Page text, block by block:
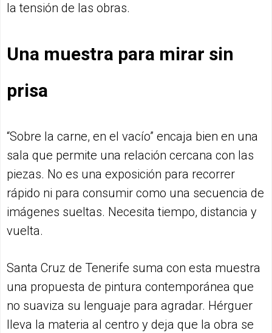
la tensión de las obras.
Una muestra para mirar sin
prisa
“Sobre la carne, en el vacío” encaja bien en una
sala que permite una relación cercana con las
piezas. No es una exposición para recorrer
rápido ni para consumir como una secuencia de
imágenes sueltas. Necesita tiempo, distancia y
vuelta.
Santa Cruz de Tenerife suma con esta muestra
una propuesta de pintura contemporánea que
no suaviza su lenguaje para agradar. Hérguer
lleva la materia al centro y deja que la obra se